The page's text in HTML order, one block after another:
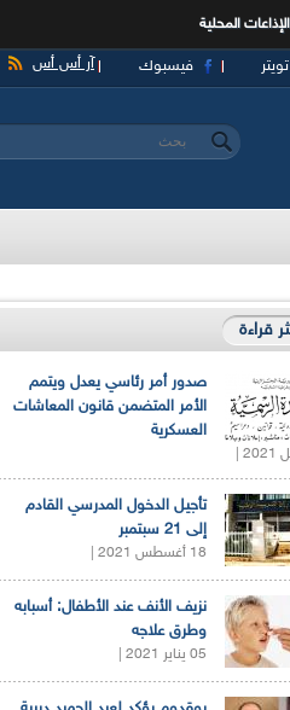
الإذاعات المحلية
آر أس أس فيسبوك تويتر
استمارة البحث
‏بحث ‏
قراءة
صدور أمر رئاسي يعدل ويتمم
الأمر المتضمن قانون المعاشات
العسكرية
تأجيل الدخول المدرسي القادم
إلى 21 سبتمبر
18 أغسطس 2021 |
نزيف الأنف عند الأطفال: أسبابه
وطرق علاجه
05 يناير 2021 |